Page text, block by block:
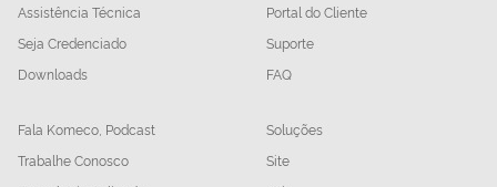
Assistência Técnica
Seja Credenciado
Downloads
Portal do Cliente
Suporte
FAQ
Fala Komeco, Podcast
Trabalhe Conosco
Soluções
Site